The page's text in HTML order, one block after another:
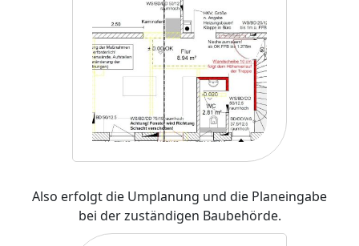
Also erfolgt die Umplanung und die Planeingabe
bei der zuständigen Baubehörde.